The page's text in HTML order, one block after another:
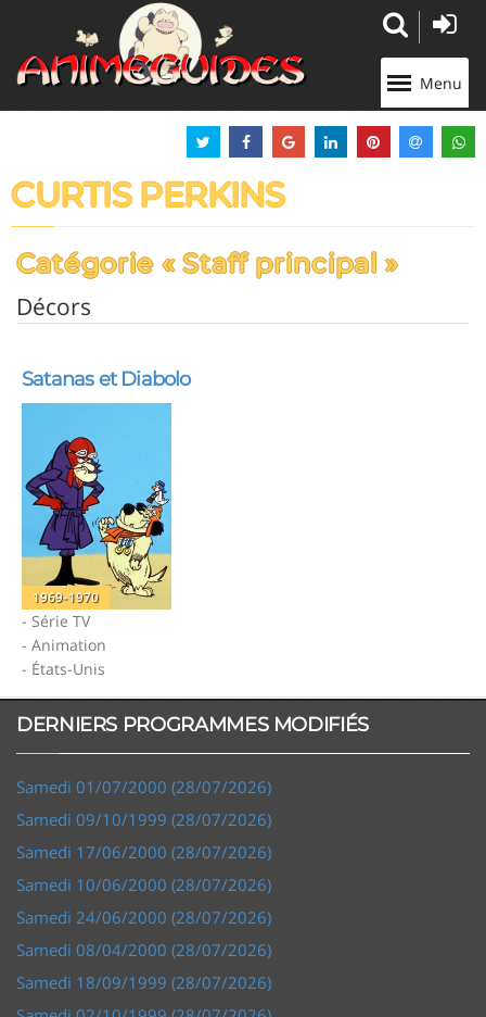
Menu
CURTIS PERKINS
Catégorie « Staff principal »
Décors
Satanas et Diabolo
1969-1970
- Série TV
- Animation
- États-Unis
DERNIERS PROGRAMMES MODIFIÉS
Samedi 01/07/2000 (28/07/2026)
Samedi 09/10/1999 (28/07/2026)
Samedi 17/06/2000 (28/07/2026)
Samedi 10/06/2000 (28/07/2026)
Samedi 24/06/2000 (28/07/2026)
Samedi 08/04/2000 (28/07/2026)
Samedi 18/09/1999 (28/07/2026)
Panneau de gestion des cookies